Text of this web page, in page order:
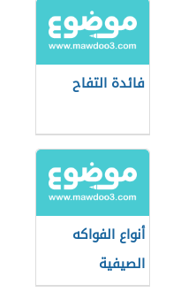
فائدة التفاح
أنواع الفواكه
الصيفية